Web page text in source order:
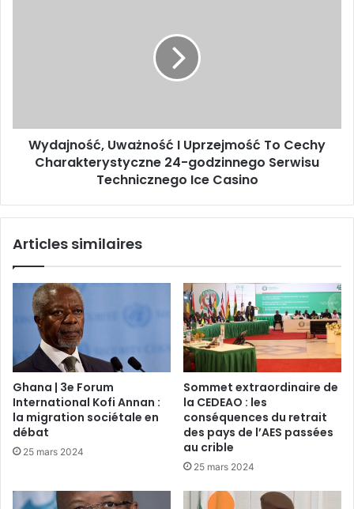
Wydajność, Uważność I Uprzejmość To Cechy
Charakterystyczne 24-godzinnego Serwisu
Technicznego Ice Casino
Articles similaires
Ghana | 3e Forum
International Kofi Annan :
la migration sociétale en
débat
25 mars 2024
Sommet extraordinaire de
la CEDEAO : les
conséquences du retrait
des pays de l’AES passées
au crible
25 mars 2024